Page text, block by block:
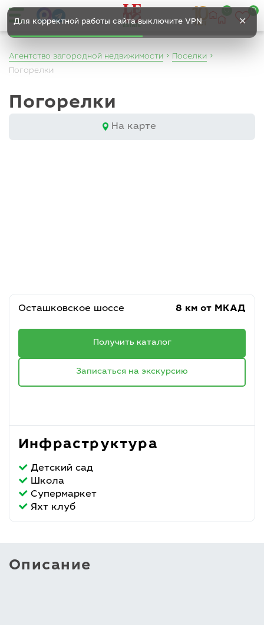
Для корректной работы сайта выключите VPN ✕
0
Агентство загородной недвижимости
Поселки
Погорелки
Погорелки
На карте
Осташковское шоссе 8 км от МКАД
Получить каталог
Записаться на экскурсию
Инфраструктура
Детский сад
Школа
Супермаркет
Яхт клуб
Описание